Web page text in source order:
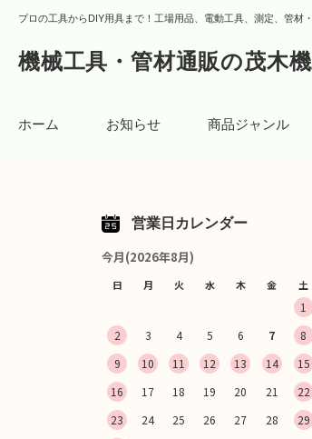
プロの工具からDIY用具まで！工場用品、電動工具、測定、管材
機械工具・管材通販の茂木
ホーム お知らせ 商品ジャンル
営業日カレンダー
今月(2026年8月)
日 月 火 水 木 金 土
1
2
3 4 5 6 7
8
9
10 11 12 13 14
15
16
17 18 19 20 21
22
23
24 25 26 27 28
29